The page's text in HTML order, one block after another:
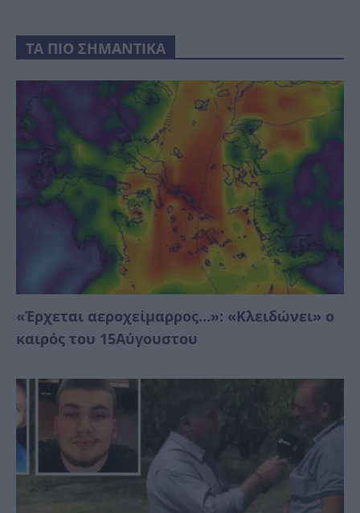
ΤΑ ΠΙΟ ΣΗΜΑΝΤΙΚΑ
«Έρχεται αεροχείμαρρος…»: «Κλειδώνει» ο
καιρός του 15Αύγουστου